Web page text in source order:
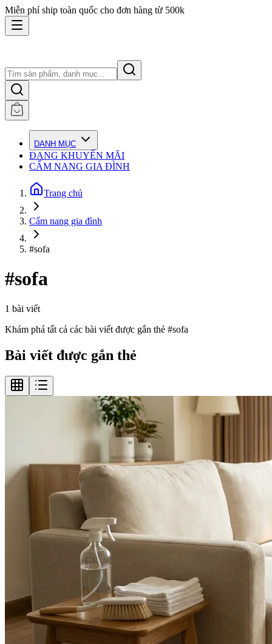
Miễn phí ship toàn quốc cho đơn hàng từ 500k
DANH MỤC
ĐANG KHUYẾN MÃI
CẨM NANG GIA ĐÌNH
Trang chủ
Cẩm nang gia đình
#sofa
#sofa
1 bài viết
Khám phá tất cả các bài viết được gắn thẻ #sofa
Bài viết được gắn thẻ